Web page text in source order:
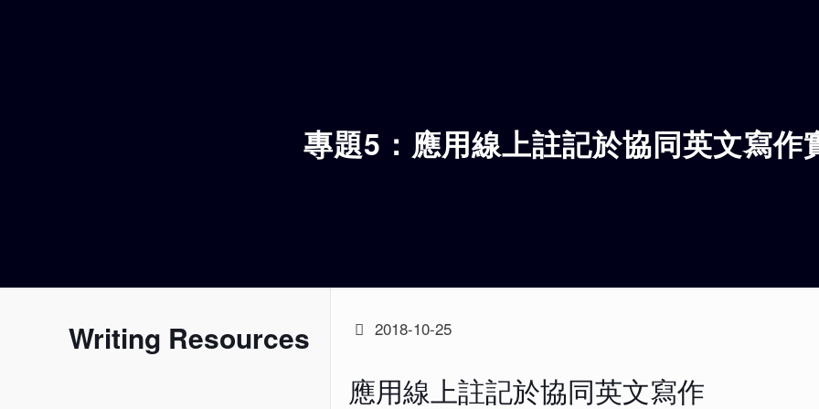
專題5：應用線上註記於協同英文寫作
2018-10-25
應用線上註記於協同英文寫作
Writing Resources